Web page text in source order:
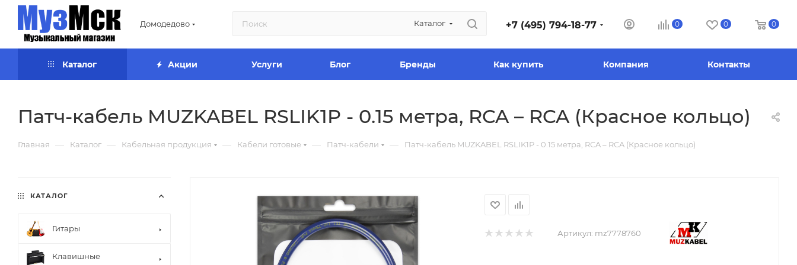
Домодедово Каталог +7 (495) 794-18-77 0 0 0
Каталог Акции Услуги Блог Бренды Как купить Компания Контакты
Патч-кабель MUZKABEL RSLIK1P - 0.15 метра, RCA – RCA (Красное кольцо)
Главная — Каталог — Кабельная продукция — Кабели готовые — Патч-кабели — Патч-кабель MUZKABEL RSLIK1P - 0.15 метра, RCA – RCA (Красное кольцо)
Артикул: mz7778760
КАТАЛОГ
Гитары
Клавишные